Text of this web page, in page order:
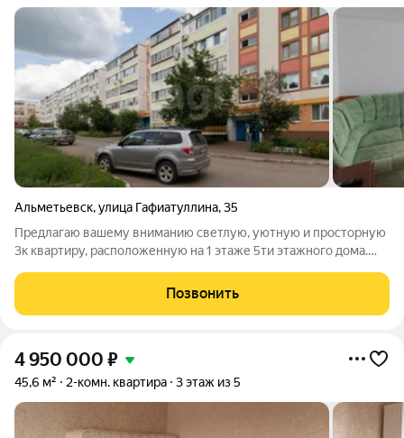
Альметьевск,улица Гафиатуллина,35
Предлагаю вашему вниманию светлую, уютную и просторную
3к квартиру, расположенную на 1 этаже 5ти этажного дома.
Удобная планировка включает изолированные комнаты, что
обеспечивает комфортное
Позвонить
4 950 000 ₽
45,6 м² 2-комн. квартира 3 этаж из 5